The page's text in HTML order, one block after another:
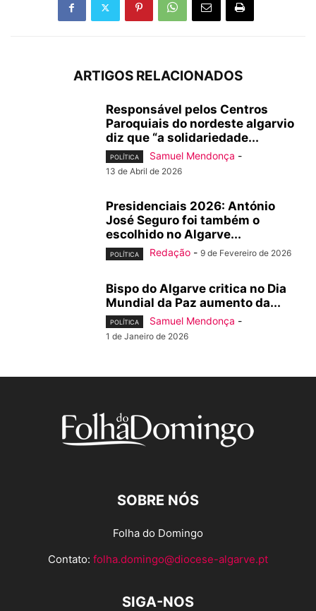
ARTIGOS RELACIONADOS
Responsável pelos Centros
Paroquiais do nordeste algarvio
diz que “a solidariedade...
POLÍTICA Samuel Mendonça -
13 de Abril de 2026
Presidenciais 2026: António
José Seguro foi também o
escolhido no Algarve...
POLÍTICA Redação - 9 de Fevereiro de 2026
Bispo do Algarve critica no Dia
Mundial da Paz aumento da...
POLÍTICA Samuel Mendonça -
1 de Janeiro de 2026
SOBRE NÓS
Folha do Domingo
Contato: folha.domingo@diocese-algarve.pt
SIGA-NOS